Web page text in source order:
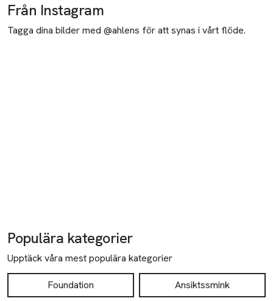
Ansvarig person inom EU
Dermarome AB
Rosenlundsgatan 50
Från Instagram
Tagga dina bilder med @ahlens för att synas i vårt flöde.
Populära kategorier
Upptäck våra mest populära kategorier
Foundation Ansiktssmink